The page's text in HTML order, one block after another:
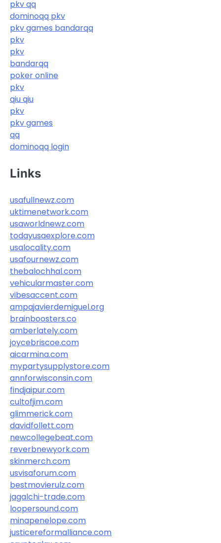
pkv qq
dominoqq pkv
pkv games bandarqq
pkv
pkv
bandarqq
poker online
pkv
qiu qiu
pkv
pkv games
qq
dominoqq login
Links
usafullnewz.com
uktimenetwork.com
usaworldnewz.com
todayusaexplore.com
usalocality.com
usafournewz.com
thebalochhal.com
vehicularmaster.com
vibesaccent.com
ampajavierdemiguel.org
brainboosters.co
amberlately.com
joycebriscoe.com
aicarmina.com
mypartysupplystore.com
annforwisconsin.com
findjaipur.com
cultofjim.com
glimmerick.com
davidfollett.com
newcollegebeat.com
reverbnewyork.com
skinmerch.com
usvisaforum.com
bestmovierulz.com
jagalchi-trade.com
loopersound.com
minapenelope.com
justicereformalliance.com